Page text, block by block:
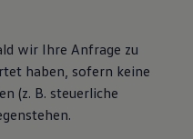
wir Ihre Anfrage zu
haben, sofern keine
(z. B. steuerliche